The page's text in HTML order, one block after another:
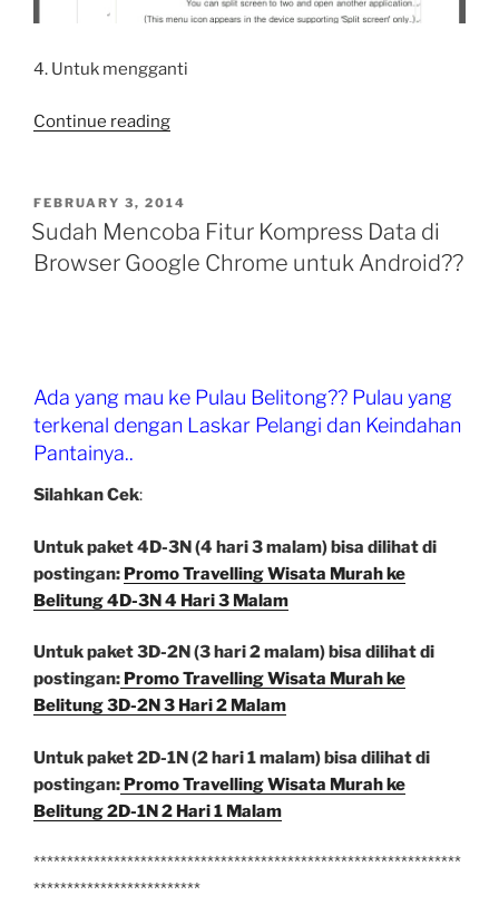
4. Untuk mengganti
Continue reading“Cara
File
Office
docx
xlsx
Polaris
Office
8.0”
POSTED
ON
FEBRUARY 3, 2014
Sudah Mencoba Fitur Kompress Data di
Browser Google Chrome untuk Android??
Ada yang mau ke Pulau Belitong?? Pulau yang
terkenal dengan Laskar Pelangi dan Keindahan
Pantainya..
Silahkan Cek:
Untuk paket 4D-3N (4 hari 3 malam) bisa dilihat di
postingan: Promo Travelling Wisata Murah ke
Belitung 4D-3N 4 Hari 3 Malam
Untuk paket 3D-2N (3 hari 2 malam) bisa dilihat di
postingan: Promo Travelling Wisata Murah ke
Belitung 3D-2N 3 Hari 2 Malam
Untuk paket 2D-1N (2 hari 1 malam) bisa dilihat di
postingan: Promo Travelling Wisata Murah ke
Belitung 2D-1N 2 Hari 1 Malam
****************************************************************
*************************